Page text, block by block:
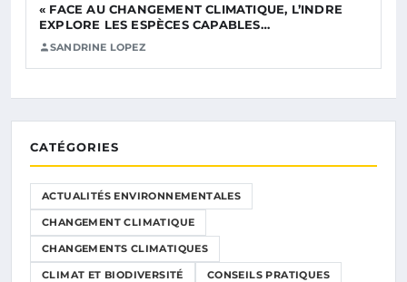
« FACE AU CHANGEMENT CLIMATIQUE, L’INDRE
EXPLORE LES ESPÈCES CAPABLES…
SANDRINE LOPEZ
CATÉGORIES
ACTUALITÉS ENVIRONNEMENTALES
CHANGEMENT CLIMATIQUE
CHANGEMENTS CLIMATIQUES
CLIMAT ET BIODIVERSITÉ CONSEILS PRATIQUES